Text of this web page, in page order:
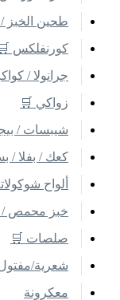
طحين الخبز
كورنفلكس 🛒
جرانولا /
زواكي 🛒
شيبسات /
كعك / بفلا /
ألواح
خبز محمص
صلصات 🛒
شعرية/
معكرونة